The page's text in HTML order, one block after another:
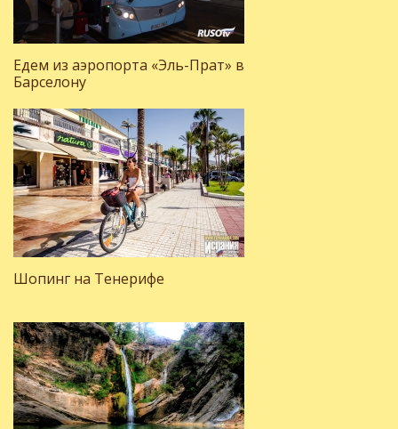
Едем из аэропорта «Эль-Прат» в
Барселону
Шопинг на Тенерифе